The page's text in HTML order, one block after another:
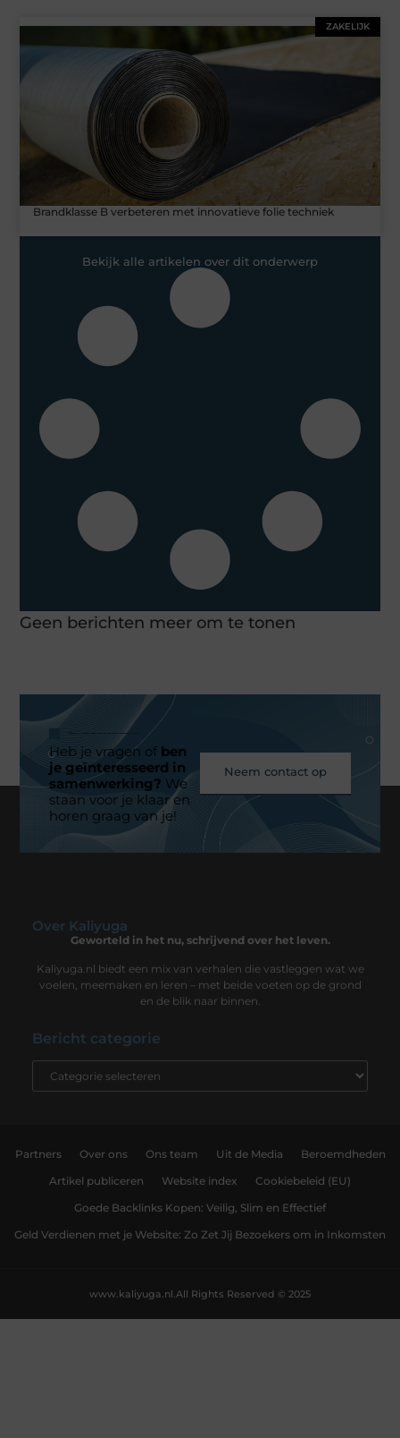
ZAKELIJK
Brandklasse B verbeteren met innovatieve folie techniek
Bekijk alle artikelen over dit onderwerp
Geen berichten meer om te tonen
Heb je vragen ofben
je geïnteresseerd in
samenwerking? We
staan voor je klaar en
horen graag van je!
Neem contact op
Over Kaliyuga
Geworteld in het nu, schrijvend over het leven.
Kaliyuga.nl biedt een mix van verhalen die vastleggen wat we
voelen, meemaken en leren – met beide voeten op de grond
en de blik naar binnen.
Bericht categorie
Partners Over ons Ons team Uit de Media Beroemdheden
Artikel publiceren Website index Cookiebeleid (EU)
Goede Backlinks Kopen: Veilig, Slim en Effectief
Geld Verdienen met je Website: Zo Zet Jij Bezoekers om in Inkomsten
All Rights Reserved © 2025
www.kaliyuga.nl.